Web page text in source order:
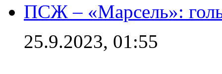
ПСЖ – «Марсель»:
25.9.2023, 01:55